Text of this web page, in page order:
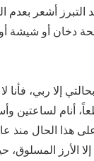
التبرز أشعر بعدم
دخان أو شيشة
إلا ربي، فأنا
أنام لساعتين
هذا الحال منذ
الأرز المسلوق،